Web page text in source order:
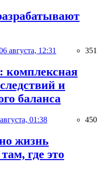
августа, 12:31 351
комплексная
и
баланса
01:38 450
жизнь
где это